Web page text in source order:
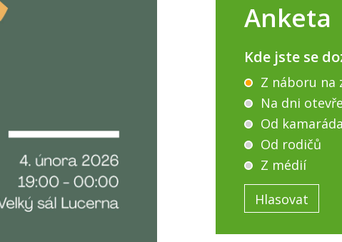
Anketa
Kde jste se
Z náboru na
Na dni
Od kamaráda
Od rodičů
Z médií